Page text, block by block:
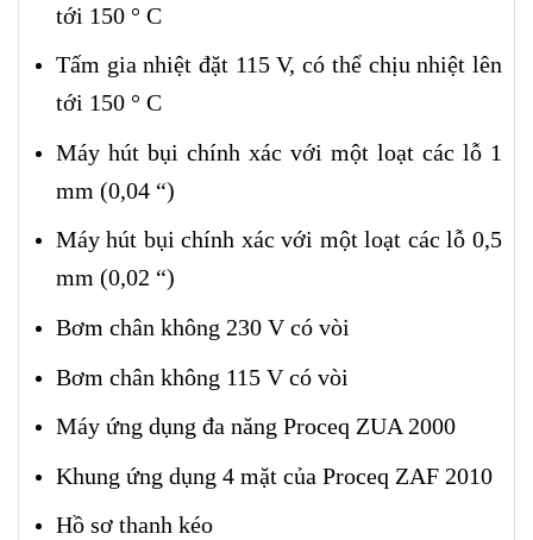
tới 150 ° C
Tấm gia nhiệt đặt 115 V, có thể chịu nhiệt lên
tới 150 ° C
Máy hút bụi chính xác với một loạt các lỗ 1
mm (0,04 “)
Máy hút bụi chính xác với một loạt các lỗ 0,5
mm (0,02 “)
Bơm chân không 230 V có vòi
Bơm chân không 115 V có vòi
Máy ứng dụng đa năng Proceq ZUA 2000
Khung ứng dụng 4 mặt của Proceq ZAF 2010
Hồ sơ thanh kéo